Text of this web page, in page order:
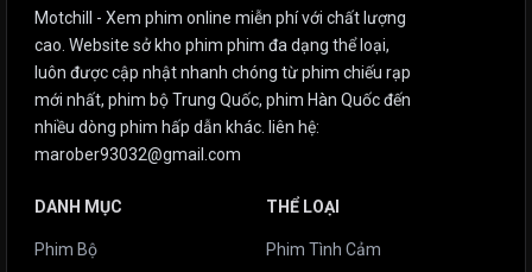
Motchill - Xem phim online miễn phí với chất lượng
cao. Website sở kho phim phim đa dạng thể loại,
luôn được cập nhật nhanh chóng từ phim chiếu rạp
mới nhất, phim bộ Trung Quốc, phim Hàn Quốc đến
nhiều dòng phim hấp dẫn khác. liên hệ:
marober93032@gmail.com
DANH MỤC
Phim Bộ
THỂ LOẠI
Phim Tình Cảm